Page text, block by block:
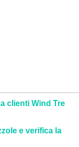
clienti Wind Tre
e verifica la